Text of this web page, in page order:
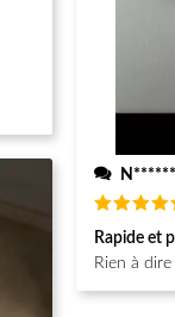
Note
sur 5
Rapide et
Rien à dire